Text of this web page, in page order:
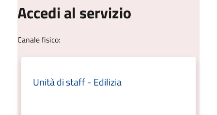
Accedi al servizio
Canale fisico:
Unità di staff - Edilizia